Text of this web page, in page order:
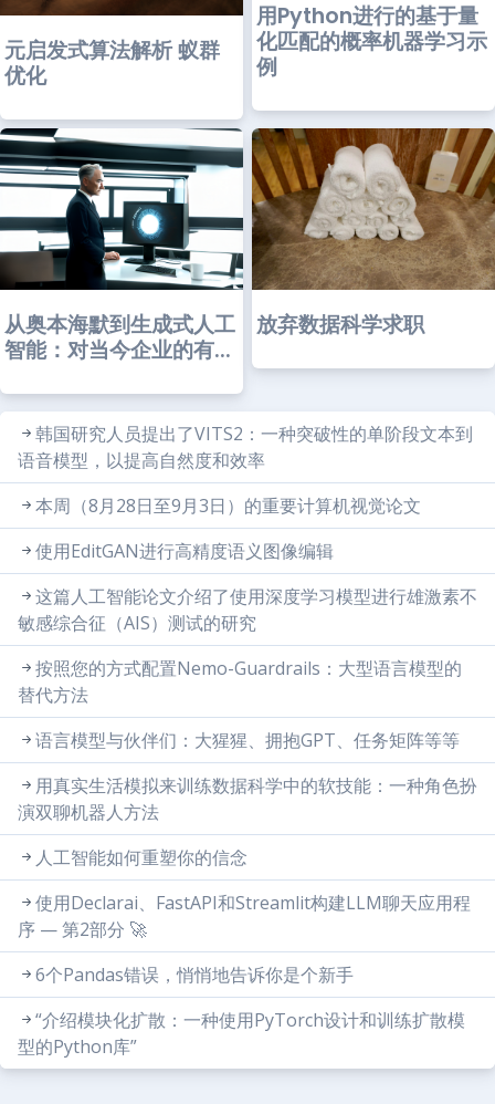
元启发式算法解析 蚁群
优化
用Python进行的基于量
化匹配的概率机器学习示
例
从奥本海默到生成式人工
智能：对当今企业的有...
放弃数据科学求职
韩国研究人员提出了VITS2：一种突破性的单阶段文本到
语音模型，以提高自然度和效率
本周（8月28日至9月3日）的重要计算机视觉论文
使用EditGAN进行高精度语义图像编辑
这篇人工智能论文介绍了使用深度学习模型进行雄激素不
敏感综合征（AIS）测试的研究
按照您的方式配置Nemo-Guardrails：大型语言模型的
替代方法
语言模型与伙伴们：大猩猩、拥抱GPT、任务矩阵等等
用真实生活模拟来训练数据科学中的软技能：一种角色扮
演双聊机器人方法
人工智能如何重塑你的信念
使用Declarai、FastAPI和Streamlit构建LLM聊天应用程
序 — 第2部分 🚀
6个Pandas错误，悄悄地告诉你是个新手
“介绍模块化扩散：一种使用PyTorch设计和训练扩散模
型的Python库”